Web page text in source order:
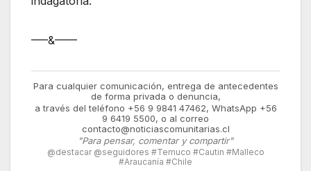
—–&——
Para cualquier comunicación, entrega de antecedentes
de forma privada o denuncia,
a través del teléfono +56 9 9841 47462, WhatsApp +56
9 6419 5500, o al correo
contacto@noticiascomunitarias.cl
"Para pensar, comentar y compartir"
@destacar @seguidores #Temuco #Cautin #Malleco
#Araucanía #Chile